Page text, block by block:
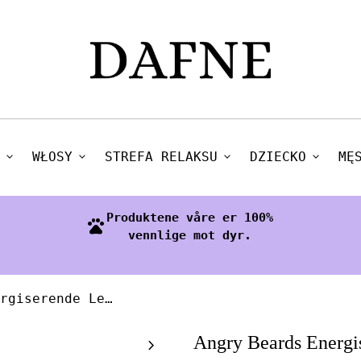
expand_more WŁOSY expand_more STREFA RELAKSU expand_more DZIECKO expand_more
pets Produktene våre er 100%
vennlige mot dyr.
Angry Beards Energiserende Leppepomade
chevron_right Angry Beards